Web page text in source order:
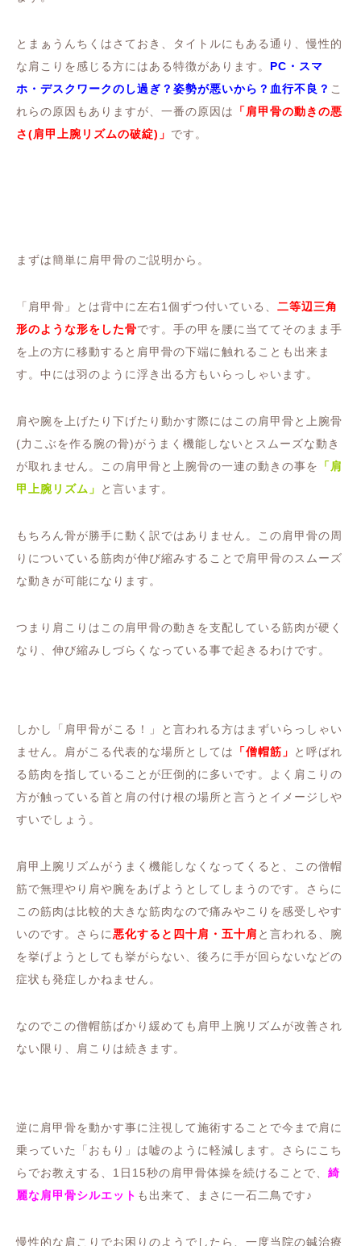
とまぁうんちくはさておき、タイトルにもある通り、慢性的
な肩こりを感じる方にはある特徴があります。 PC・スマ
ホ・デスクワークのし過ぎ？姿勢が悪いから？血行不良？ こ
れらの原因もありますが、一番の原因は
「肩甲骨の動きの悪
さ(肩甲上腕リズムの破綻)」 です。
まずは簡単に肩甲骨のご説明から。
「肩甲骨」とは背中に左右1個ずつ付いている、 二等辺三角
形のような形をした骨です。手の甲を腰に当ててそのまま手
を上の方に移動すると肩甲骨の下端に触れることも出来ま
す。中には羽のように浮き出る方もいらっしゃいます。
肩や腕を上げたり下げたり動かす際にはこの肩甲骨と上腕骨
(力こぶを作る腕の骨)がうまく機能しないとスムーズな動き
が取れません。この肩甲骨と上腕骨の一連の動きの事を
「肩
甲上腕リズム」
と言います。
もちろん骨が勝手に動く訳ではありません。この肩甲骨の周
りについている筋肉が伸び縮みすることで肩甲骨のスムーズ
な動きが可能になります。
つまり肩こりはこの肩甲骨の動きを支配している筋肉が硬く
なり、伸び縮みしづらくなっている事で起きるわけです。
しかし「肩甲骨がこる！」と言われる方はまずいらっしゃい
ません。肩がこる代表的な場所としては
「僧帽筋」
と呼ばれ
る筋肉を指していることが圧倒的に多いです。よく肩こりの
方が触っている首と肩の付け根の場所と言うとイメージしや
すいでしょう。
肩甲上腕リズムがうまく機能しなくなってくると、この僧帽
筋で無理やり肩や腕をあげようとしてしまうのです。さらに
この筋肉は比較的大きな筋肉なので痛みやこりを感受しやす
いのです。さらに 悪化すると 四十肩・五十肩 と言われる、腕
を挙げようとしても挙がらない、後ろに手が回らないなどの
症状も発症しかねません。
なのでこの僧帽筋ばかり緩めても肩甲上腕リズムが改善され
ない限り、肩こりは続きます。
逆に肩甲骨を動かす事に注視して施術することで今まで肩に
乗っていた「おもり」は嘘のように軽減します。さらにこち
らでお教えする、1日15秒の肩甲骨体操を続けることで、 綺
麗な肩甲骨シルエット も出来て、まさに一石二鳥です♪
慢性的な肩こりでお困りのようでしたら、一度当院の鍼治療